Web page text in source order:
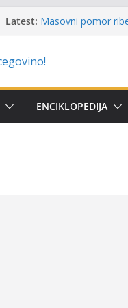
Latest: Masovni pomor
Poziv za učešće u
Obavještenje
osobe sa
ENCIKLOPEDIJA